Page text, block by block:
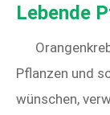
Lebende
Pflanzen und
wünschen,